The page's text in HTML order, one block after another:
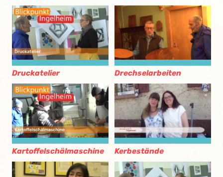
Druckatelier Drechselarbeiten
Kartoffelschälmaschine Kerbestände